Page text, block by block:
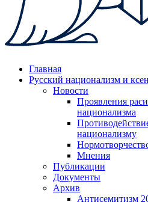
Главная
Русский национализм и
Новости
Проявления
национализма
национализму
Мнения
Публикации
Документы
Архив
Антисемитизм